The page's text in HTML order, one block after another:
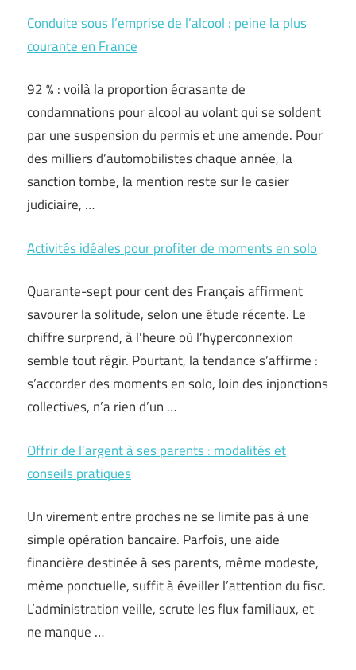
Conduite sous l’emprise de l’alcool : peine la plus
courante en France
92 % : voilà la proportion écrasante de
condamnations pour alcool au volant qui se soldent
par une suspension du permis et une amende. Pour
des milliers d’automobilistes chaque année, la
sanction tombe, la mention reste sur le casier
judiciaire, …
Activités idéales pour profiter de moments en solo
Quarante-sept pour cent des Français affirment
savourer la solitude, selon une étude récente. Le
chiffre surprend, à l’heure où l’hyperconnexion
semble tout régir. Pourtant, la tendance s’affirme :
s’accorder des moments en solo, loin des injonctions
collectives, n’a rien d’un …
Offrir de l’argent à ses parents : modalités et
conseils pratiques
Un virement entre proches ne se limite pas à une
simple opération bancaire. Parfois, une aide
financière destinée à ses parents, même modeste,
même ponctuelle, suffit à éveiller l’attention du fisc.
L’administration veille, scrute les flux familiaux, et
ne manque …